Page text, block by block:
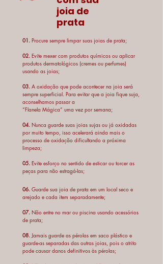
pérolas ou biojoias em saco plásticos e
guarde-as separadas das outras jóias,
pois o atrito pode prejudicá-las;
sofrerem impactos, isso pode danificá-la
e ou até quebrá-la, visto que podem
amassar ou ser desestruturadas. Evite
esforço no sentido de esticar ou torcer
as peças para não estragá-las;
- A oxidação que pode acontecer na
peça será sempre superficial. Neste
caso a peça ficará escurecida no caso
da prata. Para evitar que a peça fique
suja, aconselhamos passar a “Flanela
Mágica” uma vez por semana;
- Todas as peças são feitas à mão e
trabalhadas artesanalmente, por isso
podem apresentar pequenas diferenças
entre a foto e a joia adquirida. Leia
para ter uma ideia melhor das
- Não efetuamos trocas decorrentes de
erro na definição do tamanho do aro
joia de
prata
01. Procure sempre limpar suas joias de prata;
02. Evite mexer com produtos químicos ou aplicar
produtos dermatológicos (cremes ou perfumes)
usando as joias;
03. A oxidação que pode acontecer na joia será
sempre superficial. Para evitar que a joia fique suja,
aconselhamos passar a
“Flanela Mágica” uma vez por semana;
04. Nunca guarde suas joias sujas ou já oxidadas
por muito tempo, isso acelerará ainda mais o
processo de oxidação dificultando a próxima
limpeza;
05. Evite esforço no sentido de esticar ou torcer as
peças para não estragá-las;
06. Guarde sua joia de prata em um local seco e
arejado e cada item separadamente;
07. Não entre no mar ou piscina usando acessórios
de prata;
08. Jamais guarde as pérolas em saco plástico e
guarde-as separadas das outras joias, pois o atrito
pode causar danos definitivos às pérolas;